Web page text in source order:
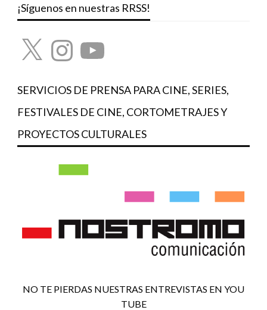
¡Síguenos en nuestras RRSS!
X InstagramYouTube
SERVICIOS DE PRENSA PARA CINE, SERIES,
FESTIVALES DE CINE, CORTOMETRAJES Y
PROYECTOS CULTURALES
NO TE PIERDAS NUESTRAS ENTREVISTAS EN YOU
TUBE